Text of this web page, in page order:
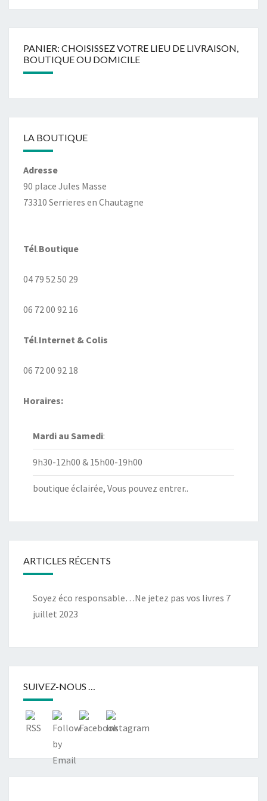
PANIER: CHOISISSEZ VOTRE LIEU DE LIVRAISON,
BOUTIQUE OU DOMICILE
LA BOUTIQUE
Adresse
90 place Jules Masse
73310 Serrieres en Chautagne
Tél.Boutique
04 79 52 50 29
06 72 00 92 16
Tél.Internet & Colis
06 72 00 92 18
Horaires:
Mardi au Samedi:
9h30-12h00 & 15h00-19h00
boutique éclairée, Vous pouvez entrer..
ARTICLES RÉCENTS
Soyez éco responsable…Ne jetez pas vos livres 7
juillet 2023
SUIVEZ-NOUS …